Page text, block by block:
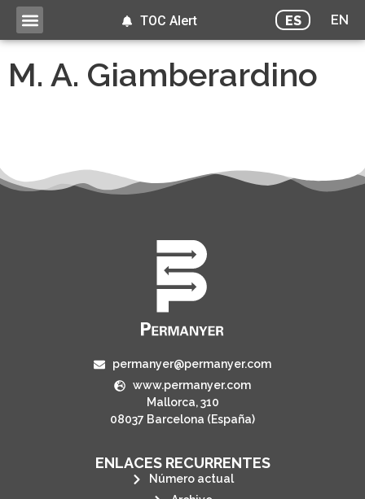
ES EN
TOC Alert
M. A. Giamberardino
permanyer@permanyer.com
www.permanyer.com
Mallorca, 310
08037 Barcelona (España)
ENLACES RECURRENTES
Número actual